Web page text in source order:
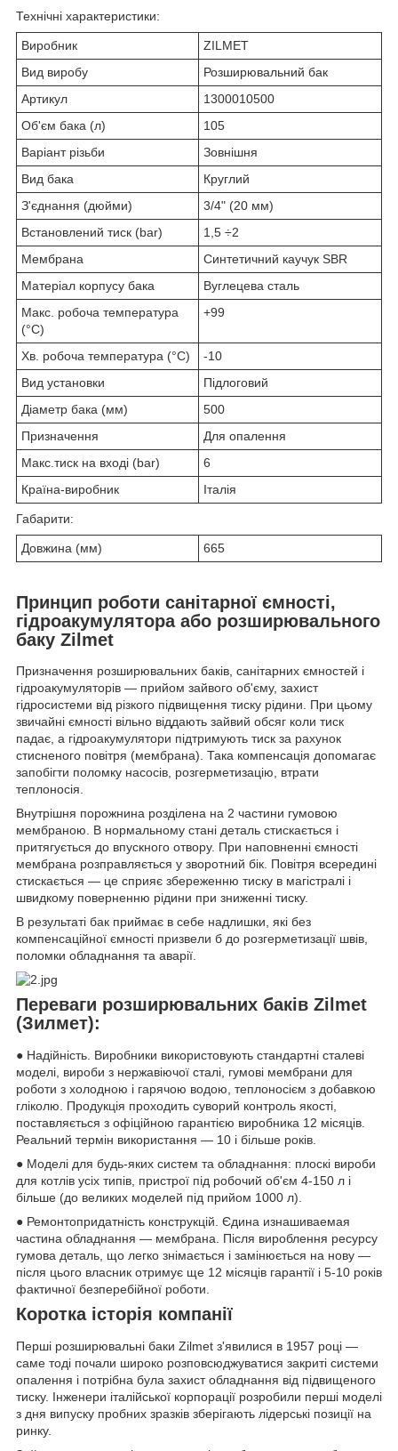
Технічні характеристики:
Виробник
ZILMET
Вид виробу
Розширювальний бак
Артикул
1300010500
Об'єм бака (л)
105
Варіант різьби
Зовнішня
Вид бака
Круглий
З'єднання (дюйми)
3/4" (20 мм)
Встановлений тиск (bar)
1,5 ÷2
Мембрана
Синтетичний каучук SBR
Матеріал корпусу бака
Вуглецева сталь
Макс. робоча температура
(°С)
+99
Хв. робоча температура (°С)
-10
Вид установки
Підлоговий
Діаметр бака (мм)
500
Призначення
Для опалення
Макс.тиск на вході (bar)
6
Країна-виробник
Італія
Габарити:
Довжина (мм) 665
Принцип роботи санітарної ємності,
гідроакумулятора або розширювального
баку Zilmet
Призначення розширювальних баків, санітарних ємностей і
гідроакумуляторів — прийом зайвого об'єму, захист
гідросистеми від різкого підвищення тиску рідини. При цьому
звичайні ємності вільно віддають зайвий обсяг коли тиск
падає, а гідроакумулятори підтримують тиск за рахунок
стисненого повітря (мембрана). Така компенсація допомагає
запобігти поломку насосів, розгерметизацію, втрати
теплоносія.
Внутрішня порожнина розділена на 2 частини гумовою
мембраною. В нормальному стані деталь стискається і
притягується до впускного отвору. При наповненні ємності
мембрана розправляється у зворотний бік. Повітря всередині
стискається — це сприяє збереженню тиску в магістралі і
швидкому поверненню рідини при зниженні тиску.
В результаті бак приймає в себе надлишки, які без
компенсаційної ємності призвели б до розгерметизації швів,
поломки обладнання та аварії.
Переваги розширювальних баків Zilmet
(Зилмет):
● Надійність. Виробники використовують стандартні сталеві
моделі, вироби з нержавіючої сталі, гумові мембрани для
роботи з холодною і гарячою водою, теплоносієм з добавкою
гліколю. Продукція проходить суворий контроль якості,
поставляється з офіційною гарантією виробника 12 місяців.
Реальний термін використання — 10 і більше років.
● Моделі для будь-яких систем та обладнання: плоскі вироби
для котлів усіх типів, пристрої під робочий об'єм 4-150 л і
більше (до великих моделей під прийом 1000 л).
● Ремонтопридатність конструкцій. Єдина изнашиваемая
частина обладнання — мембрана. Після вироблення ресурсу
гумова деталь, що легко знімається і замінюється на нову —
після цього власник отримує ще 12 місяців гарантії і 5-10 років
фактичної безперебійної роботи.
Коротка історія компанії
Перші розширювальні баки Zilmet з'явилися в 1957 році —
саме тоді почали широко розповсюджуватися закриті системи
опалення і потрібна була захист обладнання від підвищеного
тиску. Інженери італійської корпорації розробили перші моделі
з дня випуску пробних зразків зберігають лідерські позиції на
ринку.